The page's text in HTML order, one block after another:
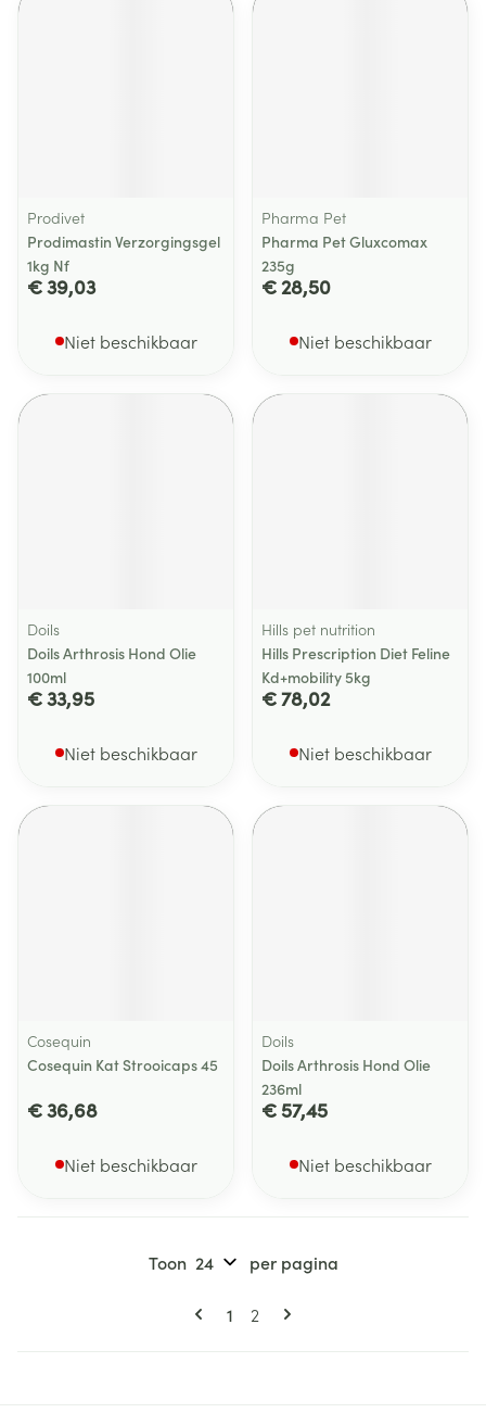
Prodivet
Prodimastin Verzorgingsgel
1kg Nf
€ 39,03
Niet beschikbaar
Pharma Pet
Pharma Pet Gluxcomax
235g
€ 28,50
Niet beschikbaar
Doils
Doils Arthrosis Hond Olie
100ml
€ 33,95
Niet beschikbaar
Hills pet nutrition
Hills Prescription Diet Feline
Kd+mobility 5kg
€ 78,02
Niet beschikbaar
Cosequin
Cosequin Kat Strooicaps 45
€ 36,68
Niet beschikbaar
Doils
Doils Arthrosis Hond Olie
236ml
€ 57,45
Niet beschikbaar
Pagina's
U lees momenteel pagina
1 Pagina
2
Toon per pagina